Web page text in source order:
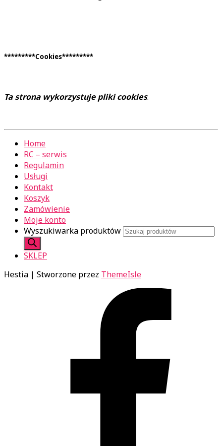
*********Cookies*********
Ta strona wykorzystuje pliki cookies.
Home
RC – serwis
Regulamin
Usługi
Kontakt
Koszyk
Zamówienie
Moje konto
Wyszukiwarka produktów
SKLEP
Hestia | Stworzone przez ThemeIsle